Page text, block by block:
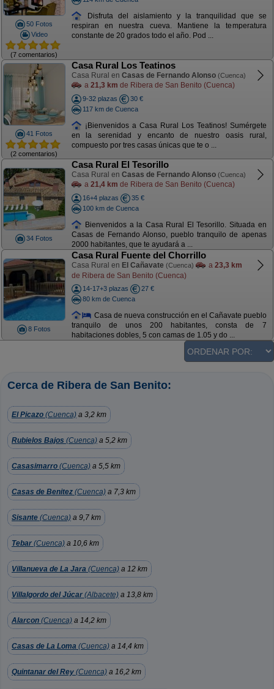
50 Fotos
Video
(7 comentarios)
Disfruta del aislamiento y la tranquilidad que se
respiran en nuestra cueva. Mantiene la temperatura
constante de 20 grados todo el año. Pod ...
41 Fotos
(2 comentarios)
Casa Rural Los Teatinos
Casa Rural en Casas de Fernando Alonso (Cuenca)
a 21,3 km de Ribera de San Benito (Cuenca)
9-32 plazas
30 €
117 km de Cuenca
¡Bienvenidos a Casa Rural Los Teatinos! Sumérgete
en la serenidad y encanto de nuestro oasis rural,
compuesto por tres casas únicas que te o ...
34 Fotos
Casa Rural El Tesorillo
Casa Rural en Casas de Fernando Alonso (Cuenca)
a 21,4 km de Ribera de San Benito (Cuenca)
16+4 plazas
35 €
100 km de Cuenca
Bienvenidos a la Casa Rural El Tesorillo. Situada en
Casas de Fernando Alonso, pueblo tranquilo de apenas
2000 habitantes, que te ayudará a ...
8 Fotos
Casa Rural Fuente del Chorrillo
Casa Rural en El Cañavate (Cuenca) a 23,3 km
de Ribera de San Benito (Cuenca)
14-17+3 plazas
27 €
80 km de Cuenca
Casa de nueva construcción en el Cañavate pueblo
tranquilo de unos 200 habitantes, consta de 7
habitaciones dobles, 5 con camas de 1.05 y do ...
Cerca de Ribera de San Benito:
El Picazo (Cuenca) a 3,2 km
Rubielos Bajos (Cuenca) a 5,2 km
Casasimarro (Cuenca) a 5,5 km
Casas de Benitez (Cuenca) a 7,3 km
Sisante (Cuenca) a 9,7 km
Tebar (Cuenca) a 10,6 km
Villanueva de La Jara (Cuenca) a 12 km
Villalgordo del Júcar (Albacete) a 13,8 km
Alarcon (Cuenca) a 14,2 km
Casas de La Loma (Cuenca) a 14,4 km
Quintanar del Rey (Cuenca) a 16,2 km